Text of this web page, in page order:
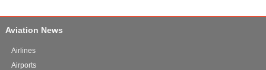
Aviation News
Airlines
Airports